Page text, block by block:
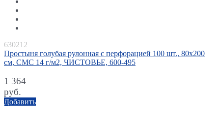
630212
Простыня голубая рулонная с перфорацией 100 шт., 80х200
см, СМС 14 г/м2, ЧИСТОВЬЕ, 600-495
1 364
руб.
Добавить